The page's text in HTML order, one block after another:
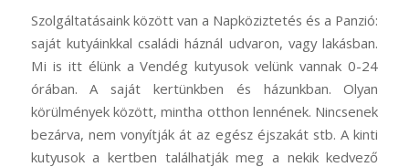
Szolgáltatásaink között van a Napköziztetés és a Panzió:
saját kutyáinkkal családi háznál udvaron, vagy lakásban.
Mi is itt élünk a Vendég kutyusok velünk vannak 0-24
órában. A saját kertünkben és házunkban. Olyan
körülmények között, mintha otthon lennének. Nincsenek
bezárva, nem vonyítják át az egész éjszakát stb. A kinti
kutyusok a kertben találhatják meg a nekik kedvező